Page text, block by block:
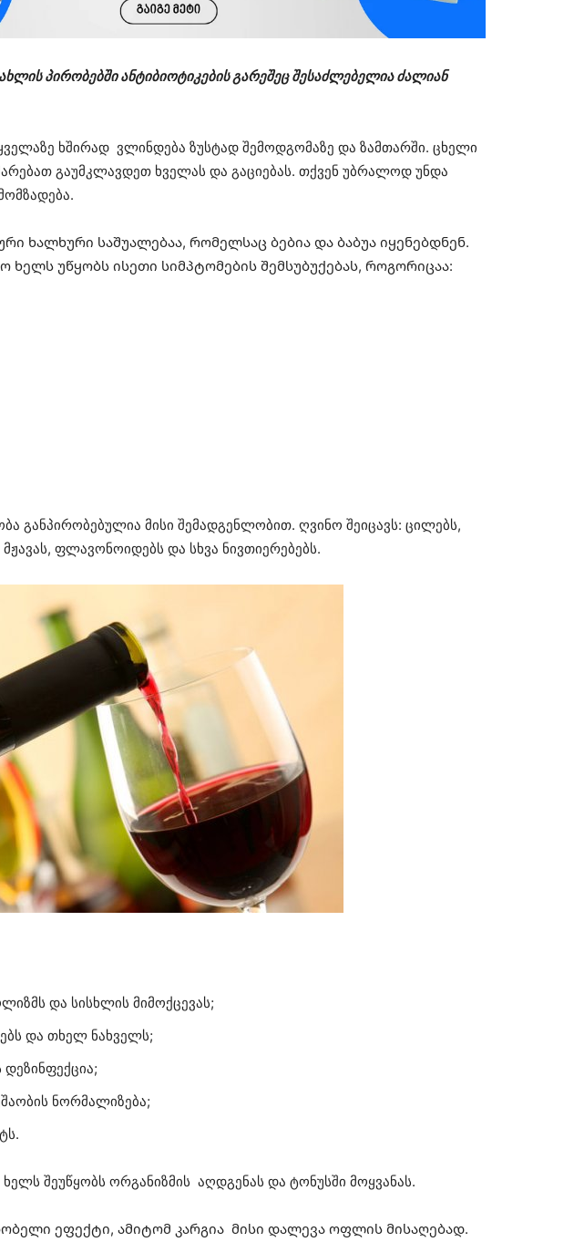
პირობებში ანტიბიოტიკების გარეშეც შესაძლებელია ძალიან
ხშირად ვლინდება ზუსტად შემოდგომაზე და ზამთარში. ცხელი
გაუმკლავდეთ ხველას და გაციებას. თქვენ უბრალოდ უნდა
ხალხური საშუალებაა, რომელსაც ბებია და ბაბუა იყენებდნენ.
უწყობს ისეთი სიმპტომების შემსუბუქებას, როგორიცაა:
განპირობებულია მისი შემადგენლობით. ღვინო შეიცავს: ცილებს,
ფლავონოიდებს და სხვა ნივთიერებებს.
და სისხლის მიმოქცევას;
და თხელ ნახველს;
ნორმალიზება;
შეუწყობს ორგანიზმის აღდგენას და ტონუსში მოყვანას.
ეფექტი, ამიტომ კარგია მისი დალევა ოფლის მისაღებად.